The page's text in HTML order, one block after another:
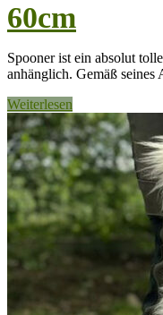
60cm
Spooner ist ein absolut
anhänglich. Gemäß seines
Weiterlesen